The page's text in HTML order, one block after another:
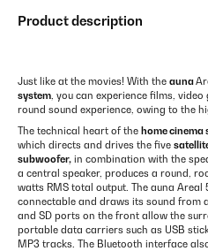
Product description
Just like at the movies! With the auna
system, you can experience films,
round sound experience, owing to the
The technical heart of the home cinema
which directs and drives the five
subwoofer, in combination with the
a central speaker, produces a round,
watts RMS total output. The auna Areal
connectable and draws its sound from
and SD ports on the front allow the
portable data carriers such as USB
MP3 tracks. The Bluetooth interface